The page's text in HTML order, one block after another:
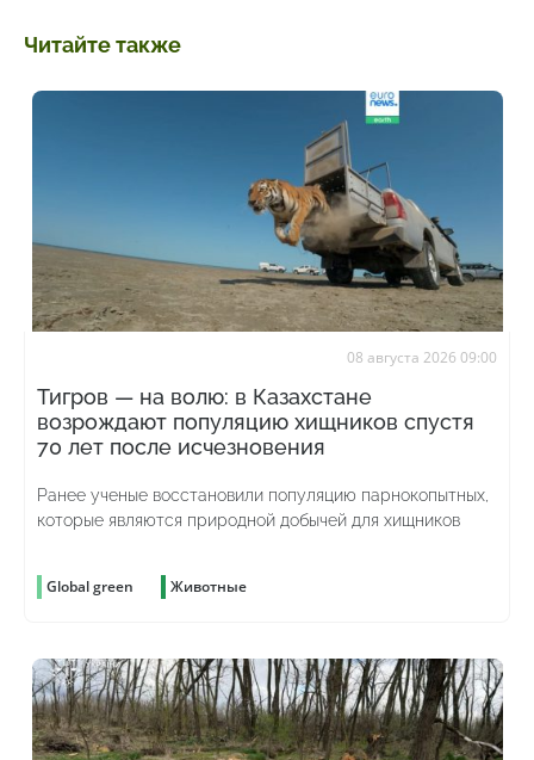
Читайте также
08 августа 2026 09:00
Тигров — на волю: в Казахстане
возрождают популяцию хищников спустя
70 лет после исчезновения
Ранее ученые восстановили популяцию парнокопытных,
которые являются природной добычей для хищников
Global green Животные